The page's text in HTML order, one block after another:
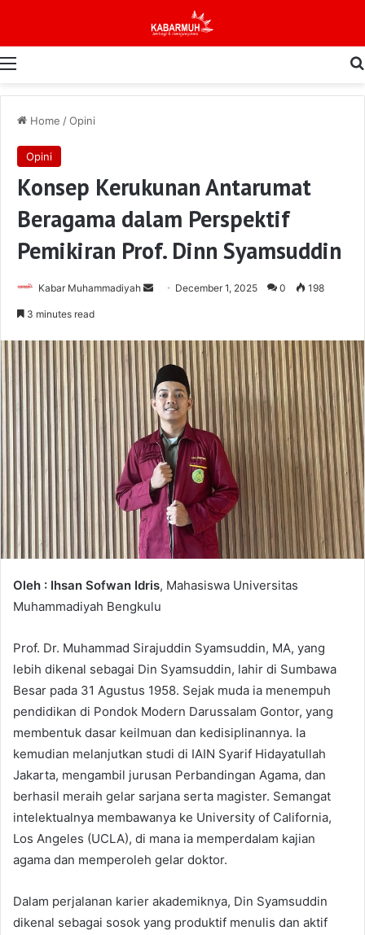
Menu
Home /Opini
Opini
Konsep Kerukunan Antarumat
Beragama dalam Perspektif
Pemikiran Prof. Dinn Syamsuddin
Kabar Muhammadiyah
Send December 1, 2025 0 198
3 minutes read
Oleh : Ihsan Sofwan Idris, Mahasiswa Universitas
Muhammadiyah Bengkulu
Prof. Dr. Muhammad Sirajuddin Syamsuddin, MA, yang
lebih dikenal sebagai Din Syamsuddin, lahir di Sumbawa
Besar pada 31 Agustus 1958. Sejak muda ia menempuh
pendidikan di Pondok Modern Darussalam Gontor, yang
membentuk dasar keilmuan dan kedisiplinannya. Ia
kemudian melanjutkan studi di IAIN Syarif Hidayatullah
Jakarta, mengambil jurusan Perbandingan Agama, dan
berhasil meraih gelar sarjana serta magister. Semangat
intelektualnya membawanya ke University of California,
Los Angeles (UCLA), di mana ia memperdalam kajian
agama dan memperoleh gelar doktor.
Dalam perjalanan karier akademiknya, Din Syamsuddin
dikenal sebagai sosok yang produktif menulis dan aktif